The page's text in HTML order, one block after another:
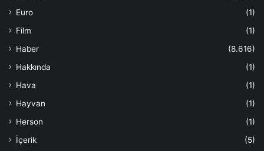
Euro
(1)
Film
(1)
Haber
(8.616)
Hakkında
(1)
Hava
(1)
Hayvan
(1)
Herson
(1)
İçerik
(5)